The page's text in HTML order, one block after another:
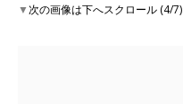
▼次の画像は下へスクロール (4/7)